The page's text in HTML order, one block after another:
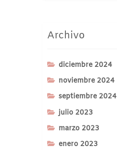
Archivo
diciembre 2024
noviembre 2024
septiembre 2024
julio 2023
marzo 2023
enero 2023